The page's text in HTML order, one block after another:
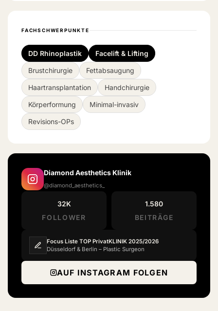
FACHSCHWERPUNKTE
DD Rhinoplastik Facelift & Lifting
Brustchirurgie Fettabsaugung
Haartransplantation Handchirurgie
Körperformung Minimal-invasiv
Revisions-OPs
Diamond Aesthetics Klinik
@diamond_aesthetics_
32K
FOLLOWER
1.580
BEITRÄGE
Focus Liste TOP PrivatKLINIK 2025/2026
Düsseldorf & Berlin – Plastic Surgeon
AUF INSTAGRAM FOLGEN